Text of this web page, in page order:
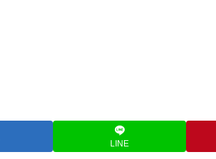
LINE